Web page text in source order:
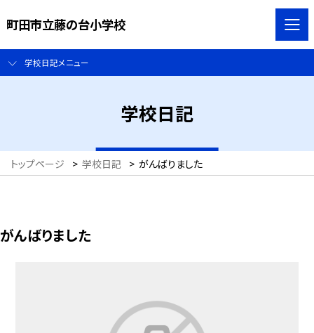
町田市立藤の台小学校
学校日記メニュー
学校日記
トップページ > 学校日記 > がんばりました
がんばりました